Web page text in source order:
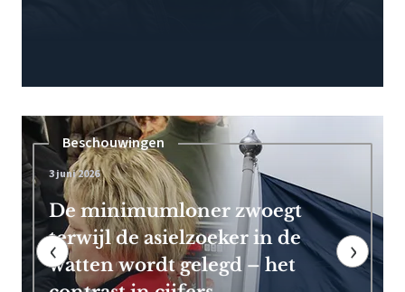
Pensioen
7 mei 2026
Frans Timmermans kan vroeg
met pensioen dankzij royale
EU-uitkering
‹ ›